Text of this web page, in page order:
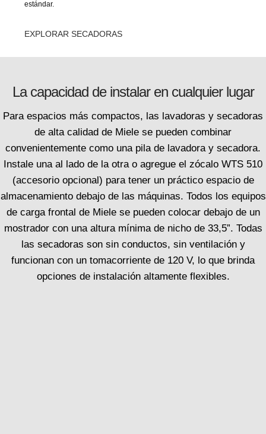
estándar.
EXPLORAR SECADORAS
La capacidad de instalar en cualquier lugar
Para espacios más compactos, las lavadoras y secadoras
de alta calidad de Miele se pueden combinar
convenientemente como una pila de lavadora y secadora.
Instale una al lado de la otra o agregue el zócalo WTS 510
(accesorio opcional) para tener un práctico espacio de
almacenamiento debajo de las máquinas. Todos los equipos
de carga frontal de Miele se pueden colocar debajo de un
mostrador con una altura mínima de nicho de 33,5”. Todas
las secadoras son sin conductos, sin ventilación y
funcionan con un tomacorriente de 120 V, lo que brinda
opciones de instalación altamente flexibles.